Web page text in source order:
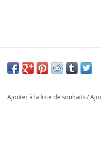
Ajouter à la liste de souhaits/